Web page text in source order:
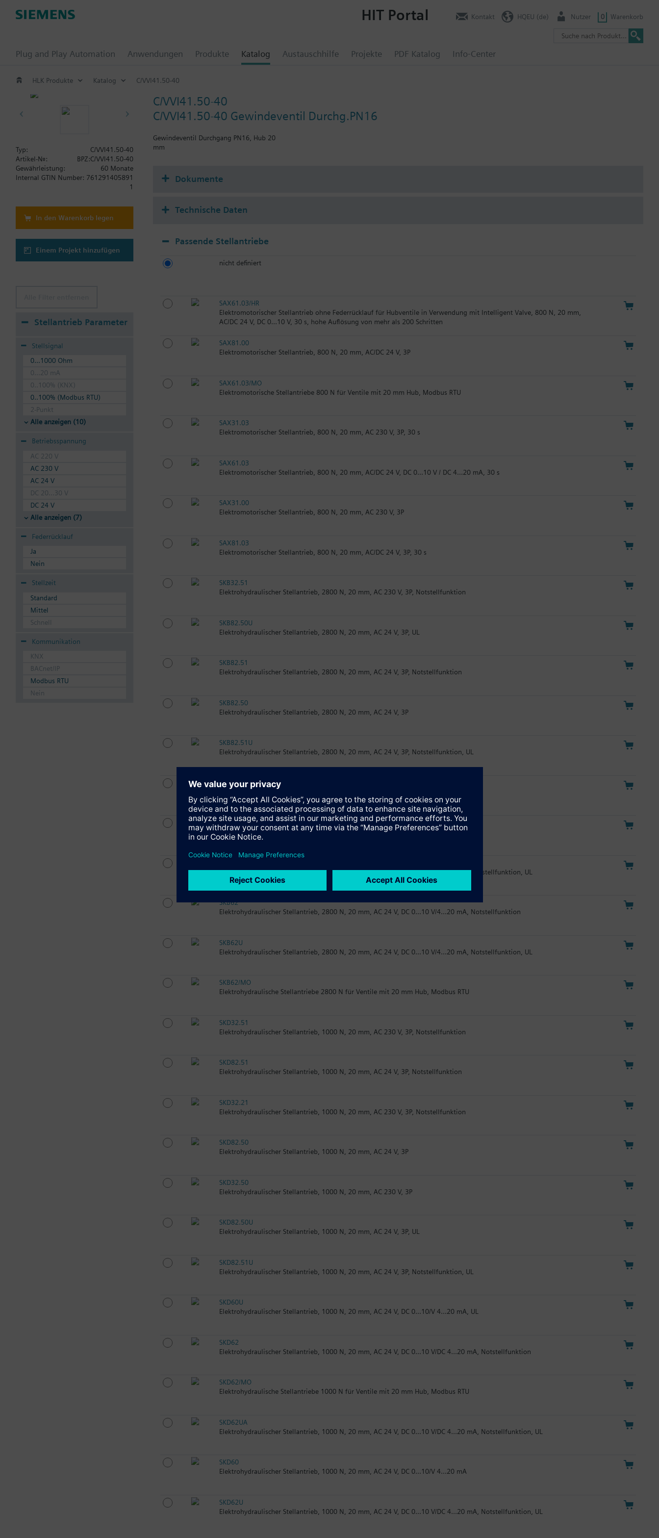
Plug and Play Automation Anwendungen Produkte Katalog Austauschhilfe Projekte PDF Katalog Info-Center
HIT Portal Kontakt HQEU (de) Nutzer 0 Warenkorb
HLK Produkte Katalog C/VVI41.50-40
C/VVI41.50-40
C/VVI41.50-40 Gewindeventil Durchg.PN16
Gewindeventil Durchgang PN16, Hub 20
mm
Typ:
C/VVI41.50-40
Artikel-Nr.:
BPZ:C/VVI41.50-40
Gewährleistung:
60 Monate
Internal GTIN Number: 761291405891
1
In den Warenkorb legen
Einem Projekt hinzufügen
Stellantrieb Parameter
Stellsignal
0...1000 Ohm
0...20 mA
0..100% (KNX)
0..100% (Modbus RTU)
2-Punkt
Alle anzeigen (10)
Betriebsspannung
AC 220 V
AC 230 V
AC 24 V
DC 20...30 V
DC 24 V
Alle anzeigen (7)
Federrücklauf
Ja
Nein
Stellzeit
Standard
Mittel
Schnell
Kommunikation
KNX
BACnet/IP
Modbus RTU
Nein
Dokumente
Technische Daten
Passende Stellantriebe
nicht definiert
SAX61.03/HR
Elektromotorischer Stellantrieb ohne Federrücklauf für Hubventile in Verwendung mit Intelligent Valve, 800 N, 20 mm,
AC/DC 24 V, DC 0…10 V, 30 s, hohe Auflösung von mehr als 200 Schritten
SAX81.00
Elektromotorischer Stellantrieb, 800 N, 20 mm, AC/DC 24 V, 3P
SAX61.03/MO
Elektromotorische Stellantriebe 800 N für Ventile mit 20 mm Hub, Modbus RTU
SAX31.03
Elektromotorischer Stellantrieb, 800 N, 20 mm, AC 230 V, 3P, 30 s
SAX61.03
Elektromotorischer Stellantrieb, 800 N, 20 mm, AC/DC 24 V, DC 0…10 V / DC 4…20 mA, 30 s
SAX31.00
Elektromotorischer Stellantrieb, 800 N, 20 mm, AC 230 V, 3P
SAX81.03
Elektromotorischer Stellantrieb, 800 N, 20 mm, AC/DC 24 V, 3P, 30 s
SKB32.51
Elektrohydraulischer Stellantrieb, 2800 N, 20 mm, AC 230 V, 3P, Notstellfunktion
SKB82.50U
Elektrohydraulischer Stellantrieb, 2800 N, 20 mm, AC 24 V, 3P, UL
SKB82.51
Elektrohydraulischer Stellantrieb, 2800 N, 20 mm, AC 24 V, 3P, Notstellfunktion
SKB82.50
Elektrohydraulischer Stellantrieb, 2800 N, 20 mm, AC 24 V, 3P
SKB82.51U
Elektrohydraulischer Stellantrieb, 2800 N, 20 mm, AC 24 V, 3P, Notstellfunktion, UL
SKB32.50
SKB60
Elektrohydraulischer Stellantrieb, 2800 N, 20 mm, AC 24 V, DC 0...10 V/4...20 mA
Elektrohydraulischer Stellantrieb, 2800 N, 20 mm, AC 24 V, DC 0...10 V/4...20 mA, Notstellfunktion, UL
SKB62
Elektrohydraulischer Stellantrieb, 2800 N, 20 mm, AC 24 V, DC 0...10 V/4...20 mA, Notstellfunktion
SKB62U
Elektrohydraulischer Stellantrieb, 2800 N, 20 mm, AC 24 V, DC 0...10 V/4...20 mA, Notstellfunktion, UL
SKB62/MO
Elektrohydraulische Stellantriebe 2800 N für Ventile mit 20 mm Hub, Modbus RTU
SKD32.51
Elektrohydraulischer Stellantrieb, 1000 N, 20 mm, AC 230 V, 3P, Notstellfunktion
SKD82.51
Elektrohydraulischer Stellantrieb, 1000 N, 20 mm, AC 24 V, 3P, Notstellfunktion
SKD32.21
Elektrohydraulischer Stellantrieb, 1000 N, 20 mm, AC 230 V, 3P, Notstellfunktion
SKD82.50
Elektrohydraulischer Stellantrieb, 1000 N, 20 mm, AC 24 V, 3P
SKD32.50
Elektrohydraulischer Stellantrieb, 1000 N, 20 mm, AC 230 V, 3P
SKD82.50U
Elektrohydraulischer Stellantrieb, 1000 N, 20 mm, AC 24 V, 3P, UL
SKD82.51U
Elektrohydraulischer Stellantrieb, 1000 N, 20 mm, AC 24 V, 3P, Notstellfunktion, UL
SKD60U
Elektrohydraulischer Stellantrieb, 1000 N, 20 mm, AC 24 V, DC 0...10/V 4...20 mA, UL
SKD62
Elektrohydraulischer Stellantrieb, 1000 N, 20 mm, AC 24 V, DC 0...10 V/DC 4...20 mA, Notstellfunktion
SKD62/MO
Elektrohydraulische Stellantriebe 1000 N für Ventile mit 20 mm Hub, Modbus RTU
SKD62UA
Elektrohydraulischer Stellantrieb, 1000 N, 20 mm, AC 24 V, DC 0...10 V/DC 4...20 mA, Notstellfunktion, UL
SKD60
Elektrohydraulischer Stellantrieb, 1000 N, 20 mm, AC 24 V, DC 0...10/V 4...20 mA
SKD62U
Elektrohydraulischer Stellantrieb, 1000 N, 20 mm, AC 24 V, DC 0...10 V/DC 4...20 mA, Notstellfunktion, UL